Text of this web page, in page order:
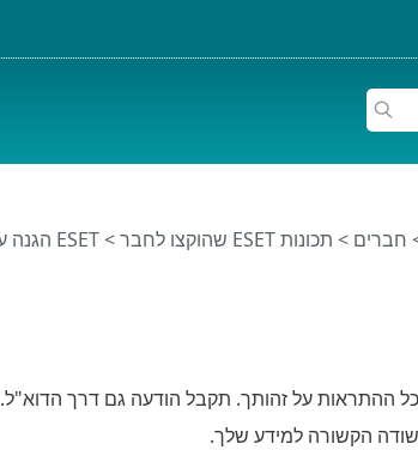
חברים > תכונות ESET שהוקצו לחבר >ESET הגנה על זהות
ההתראות על זהותך. תקבל הודעה גם דרך הדוא"ל.
הקשורה למידע שלך.